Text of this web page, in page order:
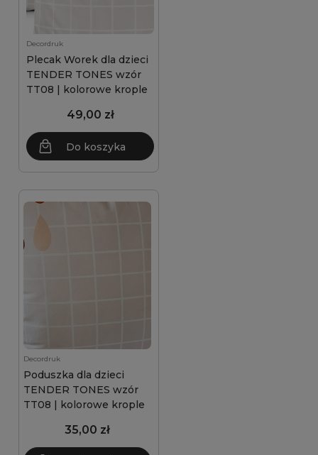
Decordruk
Plecak Worek dla dzieci
TENDER TONES wzór
TT08 | kolorowe krople
49,00 zł
Do koszyka
Decordruk
Poduszka dla dzieci
TENDER TONES wzór
TT08 | kolorowe krople
35,00 zł